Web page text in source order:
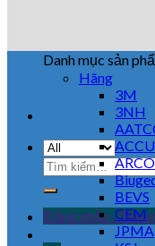
Đăng nhập /
Danh mục sản
Hãng
3M
3NH
ACCU
BEVS
CEM
JPMA